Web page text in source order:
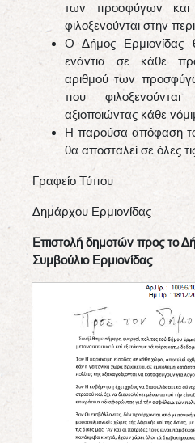
των προσφύγων
φιλοξενούνται στην
Ο Δήμος Ερμιονίδας
ενάντια σε κάθε
αριθμού των
που
αξιοποιώντας κάθε
Η παρούσα απόφαση
θα αποσταλεί σε όλες
Γραφείο Τύπου
Δημάρχου Ερμιονίδας
Επιστολή δημοτών προς το
Συμβούλιο Ερμιονίδας